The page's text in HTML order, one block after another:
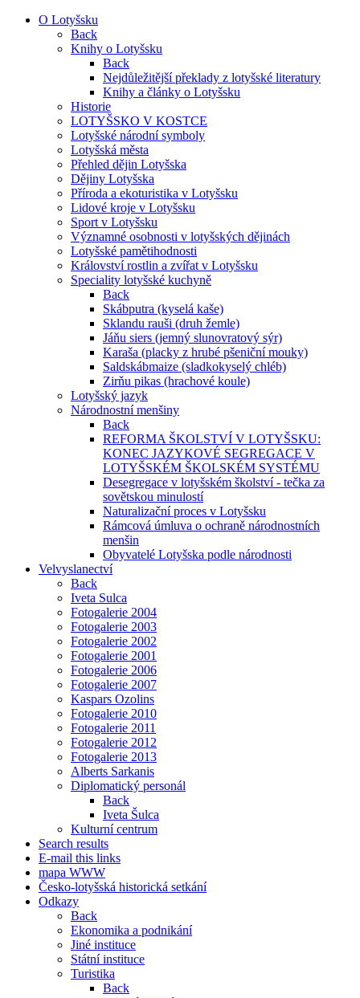
O Lotyšsku
Back
Knihy o Lotyšsku
Back
Nejdůležitější překlady z lotyšské literatury
Knihy a články o Lotyšsku
Historie
LOTYŠSKO V KOSTCE
Lotyšské národní symboly
Lotyšská města
Přehled dějin Lotyšska
Dějiny Lotyšska
Příroda a ekoturistika v Lotyšsku
Lidové kroje v Lotyšsku
Sport v Lotyšsku
Významné osobnosti v lotyšských dějinách
Lotyšské pamětihodnosti
Království rostlin a zvířat v Lotyšsku
Speciality lotyšské kuchyně
Back
Skábputra (kyselá kaše)
Sklandu rauši (druh žemle)
Jáňu siers (jemný slunovratový sýr)
Karaša (placky z hrubé pšeniční mouky)
Saldskábmaize (sladkokyselý chléb)
Zirňu pikas (hrachové koule)
Lotyšský jazyk
Národnostní menšiny
Back
REFORMA ŠKOLSTVÍ V LOTYŠSKU:
KONEC JAZYKOVÉ SEGREGACE V
LOTYŠSKÉM ŠKOLSKÉM SYSTÉMU
Desegregace v lotyšském školství - tečka za
sovětskou minulostí
Naturalizační proces v Lotyšsku
Rámcová úmluva o ochraně národnostních
menšin
Obyvatelé Lotyšska podle národnosti
Velvyslanectví
Back
Iveta Sulca
Fotogalerie 2004
Fotogalerie 2003
Fotogalerie 2002
Fotogalerie 2001
Fotogalerie 2006
Fotogalerie 2007
Kaspars Ozolins
Fotogalerie 2010
Fotogalerie 2011
Fotogalerie 2012
Fotogalerie 2013
Alberts Sarkanis
Diplomatický personál
Back
Iveta Šulca
Kulturní centrum
Search results
E-mail this links
mapa WWW
Česko-lotyšská historická setkání
Odkazy
Back
Ekonomika a podnikání
Jiné instituce
Státní instituce
Turistika
Back